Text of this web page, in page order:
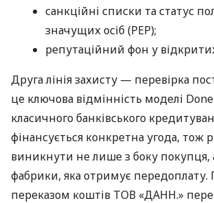
санкційні списки та статус
значущих осіб (PEP);
репутаційний фон у
Друга лінія захисту — перевірка
це ключова відмінність моделі
класичного банківського
фінансується конкретна угода, тож
виникнути не лише з боку покупця,
фабрики, яка отримує передоплату.
переказом коштів ТОВ «ДАНН.»